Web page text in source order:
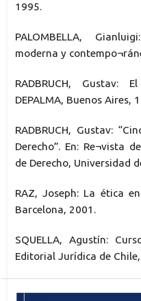
1995.
PALOMBELLA,
moderna y
RADBRUCH, Gustav:
DEPALMA, Buenos Aires,
RADBRUCH, Gustav:
Derecho”. En: Re¬vista
de Derecho, Universidad
RAZ, Joseph: La ética
Barcelona, 2001.
SQUELLA, Agustín:
Editorial Jurídica de